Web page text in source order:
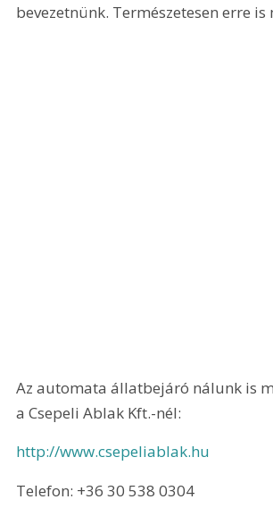
bevezetnünk. Természetesen erre is
Az automata állatbejáró nálunk is
a Csepeli Ablak Kft.-nél:
http://www.csepeliablak.hu
Telefon: +36 30 538 0304